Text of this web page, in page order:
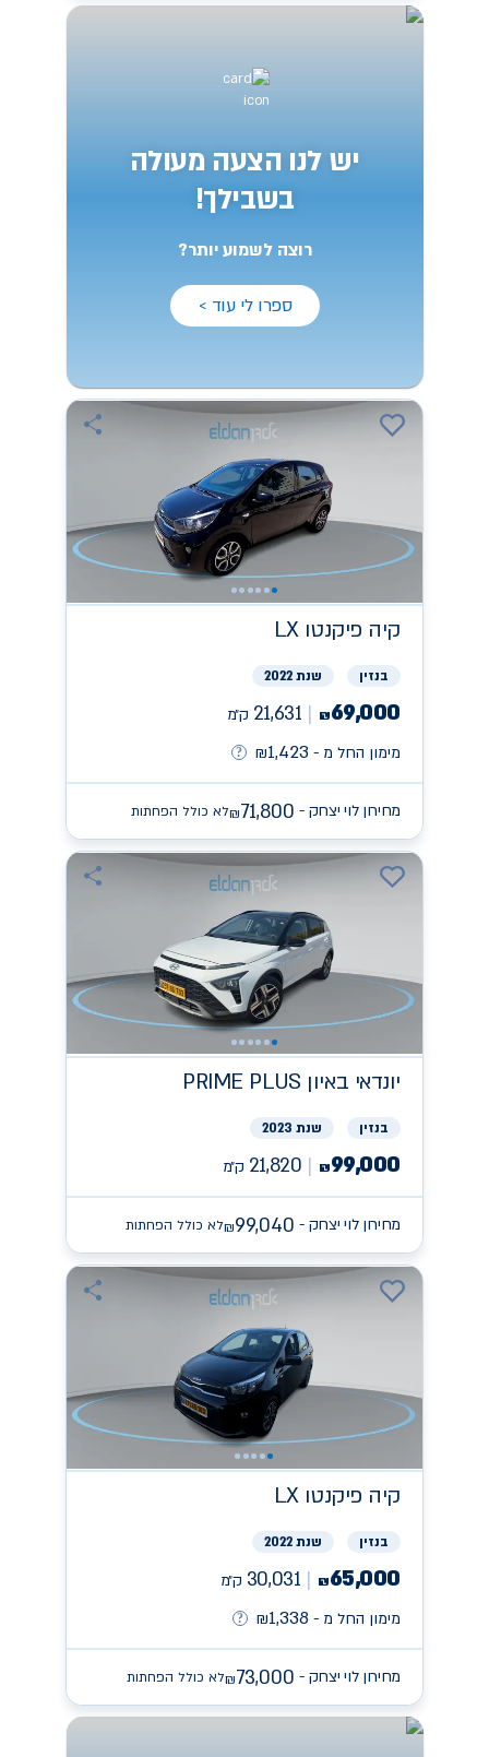
יש לנו הצעה מעולה
בשבילך!
רוצה לשמוע יותר?
ספרו לי עוד >
קיה פיקנטו LX
בנזין שנת 2022
₪69,000
21,631 ק״מ
מימון החל מ -
₪1,423
מחירון לוי יצחק - ₪71,800 לא כולל הפחתות
יונדאי PRIME PLUS באיון
בנזין שנת 2023
₪99,000
21,820 ק״מ
מחירון לוי יצחק - ₪99,040 לא כולל הפחתות
קיה פיקנטו LX
בנזין שנת 2022
₪65,000
30,031 ק״מ
מימון החל מ -
₪1,338
מחירון לוי יצחק - ₪73,000 לא כולל הפחתות